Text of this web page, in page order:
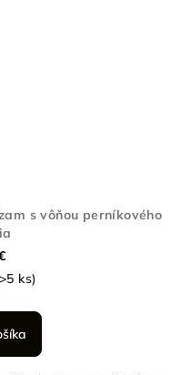
s vôňou perníkového
ks)